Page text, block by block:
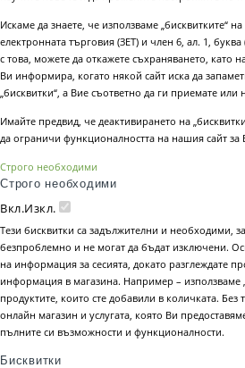
Искаме да знаете, че използваме „бисквитките“
електронната търговия (ЗЕТ) и член 6, ал. 1, буква
с това, можете да откажете съхраняването, като
Ви информира, когато някой сайт иска да
„бисквитки“, а Вие съответно да ги приемате или
Имайте предвид, че деактивирането на
да ограничи функционалността на нашия сайт за
Строго необходими
Строго необходими
Вкл.Изкл.
Тези бисквитки са задължителни и необходими,
безпроблемно и не могат да бъдат изключени.
на информация за сесията, докато разглеждате
информация в магазина. Например – използваме
продуктите, които сте добавили в количката.
онлайн магазин и услугата, която Ви
пълните си възможности и функционалности.
Бисквитки